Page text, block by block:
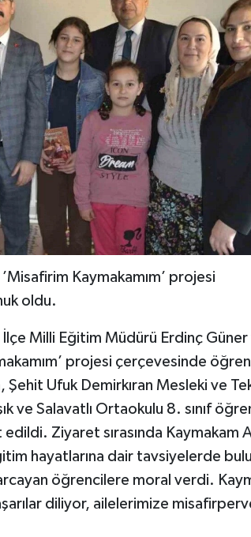
Kaymakamım’ projesi
oldu.
Milli Eğitim Müdürü Erdinç Güner
projesi çerçevesinde
Ufuk Demirkıran Mesleki ve
ve Salavatlı Ortaokulu 8. sınıf
Ziyaret sırasında Kaymakam
hayatlarına dair tavsiyelerde
öğrencilere moral verdi.
diliyor, ailelerimize